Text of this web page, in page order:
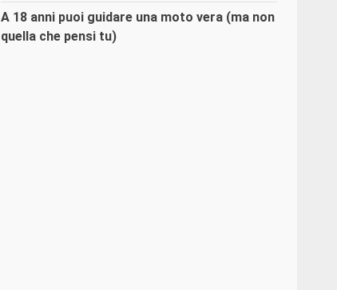
A 18 anni puoi guidare una moto vera (ma non
quella che pensi tu)